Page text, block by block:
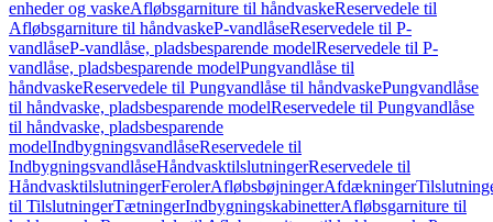
enheder og vaskeAfløbsgarniture til håndvaskeReservedele til
Afløbsgarniture til håndvaskeP-vandlåseReservedele til P-
vandlåseP-vandlåse, pladsbesparende modelReservedele til P-
vandlåse, pladsbesparende modelPungvandlåse til
håndvaskeReservedele til Pungvandlåse til håndvaskePungvandlåse
til håndvaske, pladsbesparende modelReservedele til Pungvandlåse
til håndvaske, pladsbesparende
modelIndbygningsvandlåseReservedele til
IndbygningsvandlåseHåndvasktilslutningerReservedele til
HåndvasktilslutningerFerolerAfløbsbøjningerAfdækninger
til TilslutningerTætningerIndbygningskabinetterAfløbsgarniture til